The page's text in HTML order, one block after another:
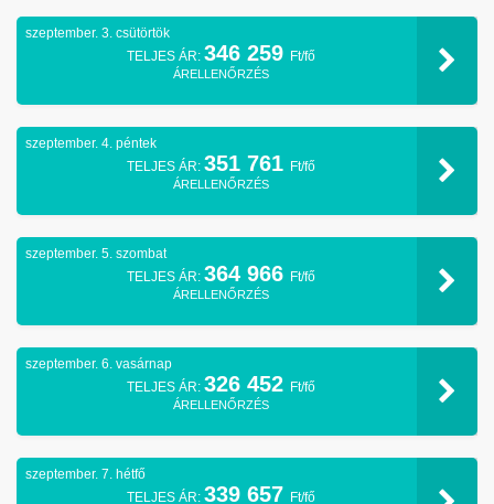
szeptember. 3. csütörtök
TELJES ÁR: 346 259 Ft/fő
ÁRELLENŐRZÉS
szeptember. 4. péntek
TELJES ÁR: 351 761 Ft/fő
ÁRELLENŐRZÉS
szeptember. 5. szombat
TELJES ÁR: 364 966 Ft/fő
ÁRELLENŐRZÉS
szeptember. 6. vasárnap
TELJES ÁR: 326 452 Ft/fő
ÁRELLENŐRZÉS
szeptember. 7. hétfő
TELJES ÁR: 339 657 Ft/fő